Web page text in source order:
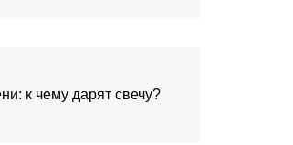
к чему дарят свечу?